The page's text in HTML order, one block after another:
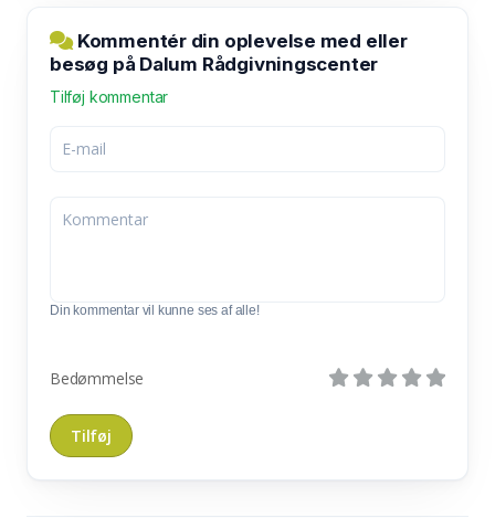
Kommentér din oplevelse med eller
besøg på Dalum Rådgivningscenter
Tilføj kommentar
Din kommentar vil kunne ses af alle!
Bedømmelse